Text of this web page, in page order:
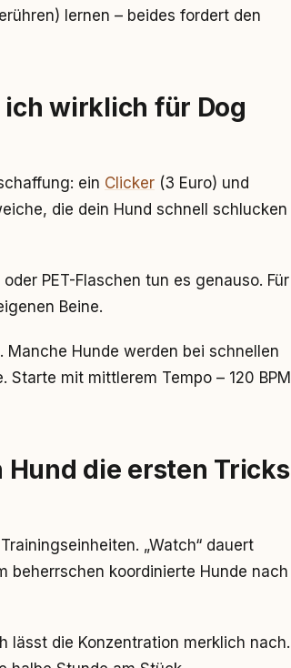
lernen – beides fordert den
wirklich für Dog
ein Clicker (3 Euro) und
die dein Hund schnell schlucken
PET-Flaschen tun es genauso. Für
Beine.
Hunde werden bei schnellen
mit mittlerem Tempo – 120 BPM
die ersten Tricks
„Watch“ dauert
beherrschen koordinierte Hunde nach
lässt die Konzentration merklich nach.